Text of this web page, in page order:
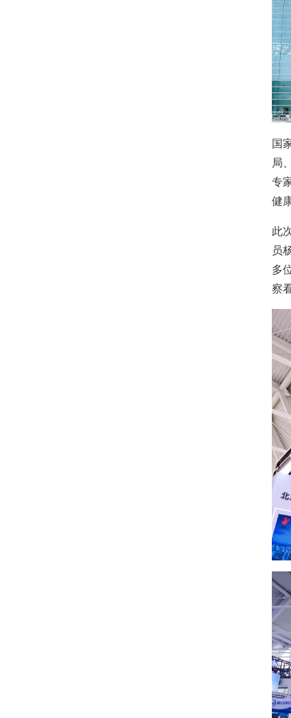
国
局
专
健
此
员
多
察